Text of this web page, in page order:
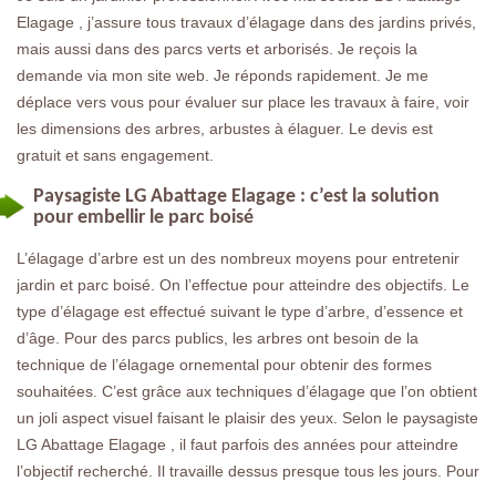
Elagage , j’assure tous travaux d’élagage dans des jardins privés,
mais aussi dans des parcs verts et arborisés. Je reçois la
demande via mon site web. Je réponds rapidement. Je me
déplace vers vous pour évaluer sur place les travaux à faire, voir
les dimensions des arbres, arbustes à élaguer. Le devis est
gratuit et sans engagement.
Paysagiste LG Abattage Elagage : c’est la solution
pour embellir le parc boisé
L’élagage d’arbre est un des nombreux moyens pour entretenir
jardin et parc boisé. On l’effectue pour atteindre des objectifs. Le
type d’élagage est effectué suivant le type d’arbre, d’essence et
d’âge. Pour des parcs publics, les arbres ont besoin de la
technique de l’élagage ornemental pour obtenir des formes
souhaitées. C’est grâce aux techniques d’élagage que l’on obtient
un joli aspect visuel faisant le plaisir des yeux. Selon le paysagiste
LG Abattage Elagage , il faut parfois des années pour atteindre
l’objectif recherché. Il travaille dessus presque tous les jours. Pour